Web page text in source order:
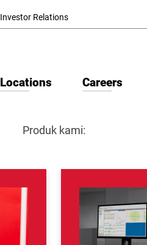
Investor Relations
Locations Careers
Produk kami: